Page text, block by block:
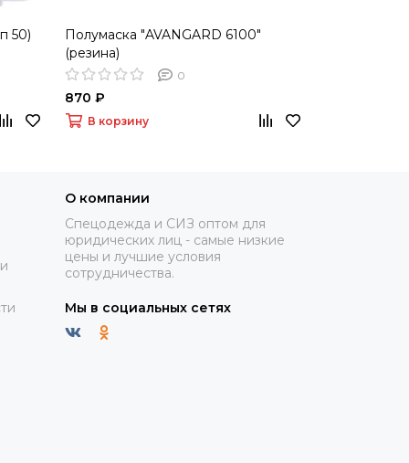
50)
Полумаска "AVANGARD 6100"
(резина)
0
870 ₽
В корзину
О компании
Спецодежда и СИЗ оптом для
юридических лиц - самые низкие
цены и лучшие условия
сотрудничества.
Мы в социальных сетях